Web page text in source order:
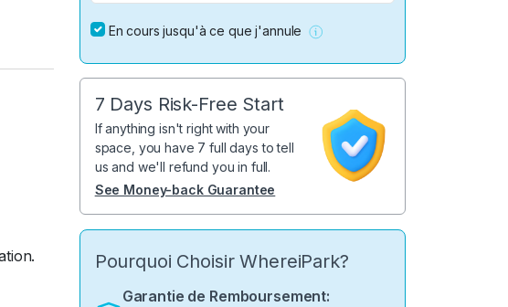
En cours jusqu'à ce que j'annule
7 Days Risk-Free Start
If anything isn't right with your
space, you have 7 full days to tell
us and we'll refund you in full.
See Money-back Guarantee
Pourquoi Choisir WhereiPark?
Garantie de Remboursement: